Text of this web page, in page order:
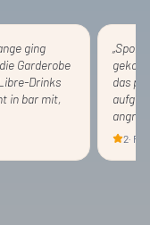
ging
Garderobe
Drinks
in bar mit,
„
das
2·